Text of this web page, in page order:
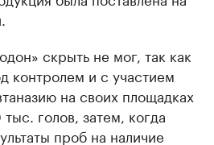
скрыть не мог, так как
контролем и с участием
на своих площадках
голов, затем, когда
проб на наличие